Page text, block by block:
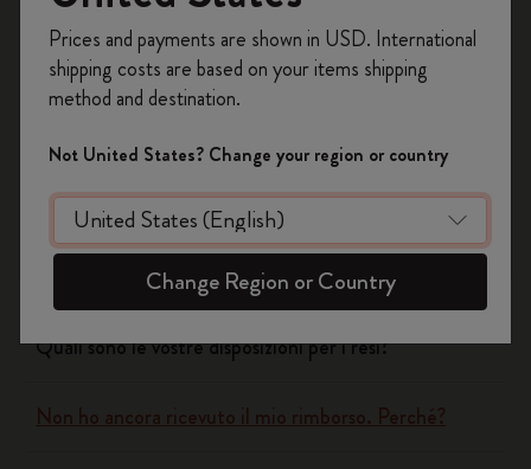
Si
Resi & Rimborsi
Quando riceverete il mio reso?
Quali sono le vostre disposizioni per i resi?
Non ho ancora ricevuto il mio rimborso. Perché?
spedizione gratuita sul tuo primo ordine
usando il codiceWELCOME10.
Crea un account Moleskine per avere accesso
ad offerte, vantaggi e tanta ispirazione.
Registrati!
Prices and payments are shown in USD. International
shipping costs are based on your items shipping
method and destination.
Not United States? Change your region or country
Change Region or Country